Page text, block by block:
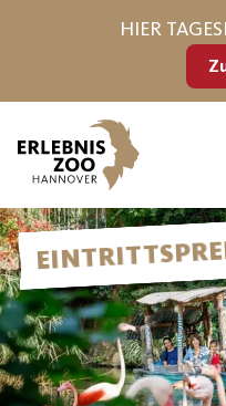
HIER
Alle Eintrittskarten im